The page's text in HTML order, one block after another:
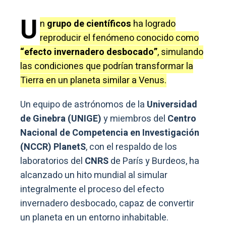
U n grupo de científicos ha logrado
reproducir el fenómeno conocido como
“efecto invernadero desbocado”, simulando
las condiciones que podrían transformar la
Tierra en un planeta similar a Venus.
Un equipo de astrónomos de la Universidad
de Ginebra (UNIGE)y miembros del Centro
Nacional de Competencia en Investigación
(NCCR) PlanetS, con el respaldo de los
laboratorios del CNRSde París y Burdeos, ha
alcanzado un hito mundial al simular
integralmente el proceso del efecto
invernadero desbocado, capaz de convertir
un planeta en un entorno inhabitable.